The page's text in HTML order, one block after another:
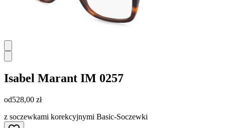
Isabel Marant IM 0257
od528,00 zł
z soczewkami korekcyjnymi Basic-Soczewki